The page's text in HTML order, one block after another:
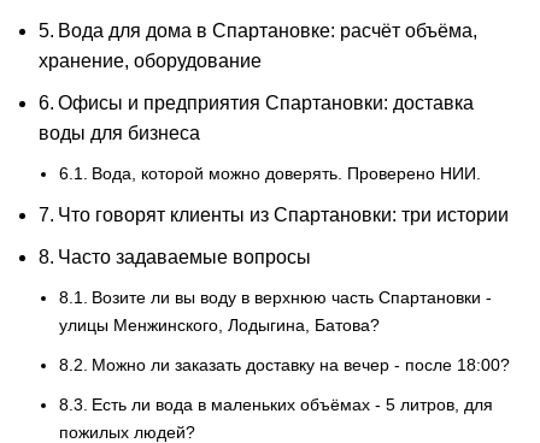
Вода для дома в Спартановке: расчёт объёма,
хранение, оборудование
Офисы и предприятия Спартановки: доставка
воды для бизнеса
Вода, которой можно доверять. Проверено НИИ.
Что говорят клиенты из Спартановки: три истории
Часто задаваемые вопросы
Возите ли вы воду в верхнюю часть Спартановки -
улицы Менжинского, Лодыгина, Батова?
Можно ли заказать доставку на вечер - после 18:00?
Есть ли вода в маленьких объёмах - 5 литров, для
пожилых людей?